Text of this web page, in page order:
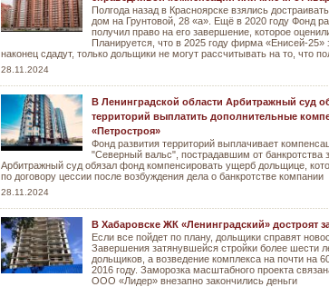
Полгода назад в Красноярске взялись
дом на Грунтовой, 28 «а». Ещё в 2020 году Фонд
получил право на его завершение, которое
Планируется, что в 2025 году фирма «Енисей-
наконец сдадут, только дольщики не могут рассчитывать на то, что
28.11.2024
В Ленинградской области Арбитражный суд
территорий выплатить дополнительные
«Петростроя»
Фонд развития территорий выплачивает
"Северный вальс", пострадавшим от банкротства
Арбитражный суд обязал фонд компенсировать ущерб дольщице,
по договору цессии после возбуждения дела о банкротстве компании
28.11.2024
В Хабаровске ЖК «Ленинградский» достроят
Если все пойдет по плану, дольщики справят
Завершения затянувшейся стройки более шести
дольщиков, а возведение комплекса на почти на
2016 году. Заморозка масштабного проекта
ООО «Лидер» внезапно закончились деньги